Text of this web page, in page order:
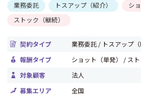
業務委託 トスアップ（紹介）
シ
ストック（継続）
契約タイプ
業務委託 / トスアップ（
報酬タイプ
ショット（単発） / スト
対象顧客
法人
募集エリア
全国